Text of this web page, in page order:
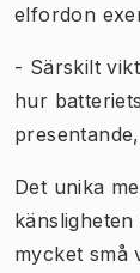
elfordon
- Särskilt
hur
Det unika
mycket små